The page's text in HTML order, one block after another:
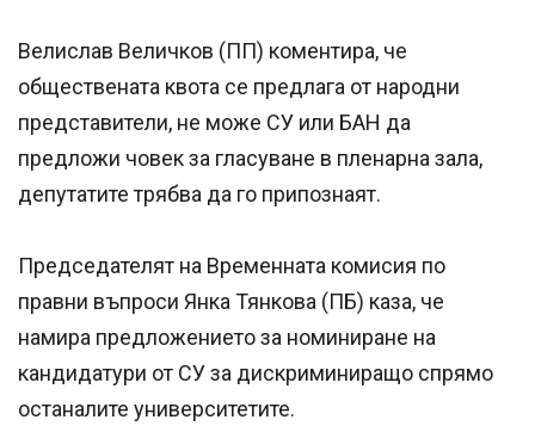
Велислав Величков (ПП) коментира, че
обществената квота се предлага от народни
представители, не може СУ или БАН да
предложи човек за гласуване в пленарна зала,
депутатите трябва да го припознаят.
Председателят на Временната комисия по
правни въпроси Янка Тянкова (ПБ) каза, че
намира предложението за номиниране на
кандидатури от СУ за дискриминиращо спрямо
останалите университетите.